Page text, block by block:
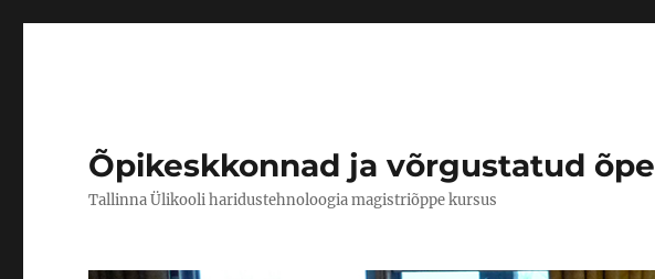
Õpikeskkonnad ja võrgustatud õpe
Tallinna Ülikooli haridustehnoloogia magistriõppe kursus